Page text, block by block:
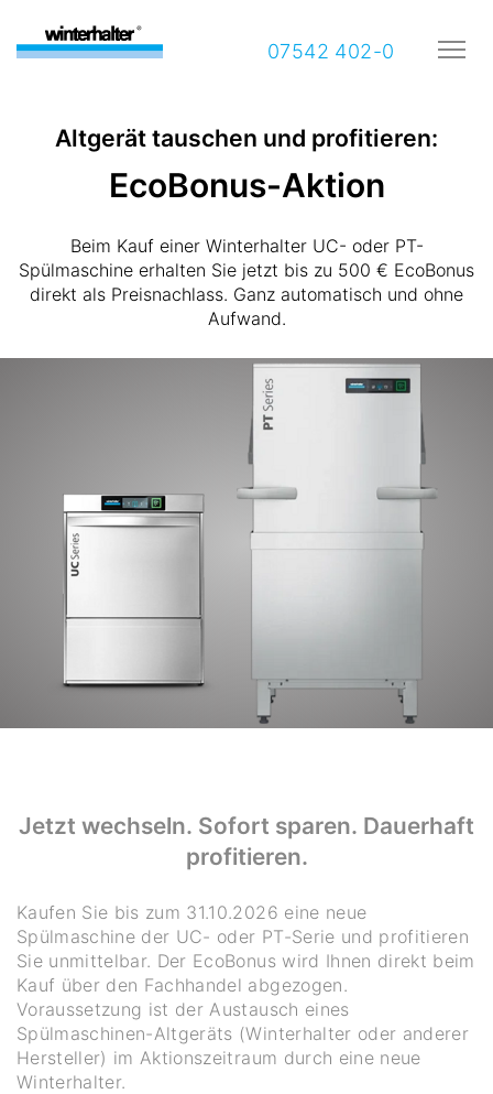
07542 402-0
Altgerät tauschen und profitieren:
EcoBonus-Aktion
Beim Kauf einer Winterhalter UC- oder PT-
Spülmaschine erhalten Sie jetzt bis zu 500 € EcoBonus
direkt als Preisnachlass. Ganz automatisch und ohne
Aufwand.
Jetzt wechseln. Sofort sparen. Dauerhaft
profitieren.
Kaufen Sie bis zum 31.10.2026 eine neue
Spülmaschine der UC- oder PT-Serie und profitieren
Sie unmittelbar. Der EcoBonus wird Ihnen direkt beim
Kauf über den Fachhandel abgezogen.
Voraussetzung ist der Austausch eines
Spülmaschinen-Altgeräts (Winterhalter oder anderer
Hersteller) im Aktionszeitraum durch eine neue
Winterhalter.